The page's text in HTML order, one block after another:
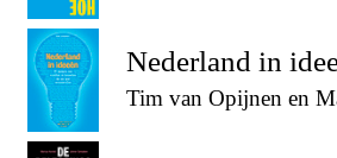
Nederland in
Tim van Opijnen en